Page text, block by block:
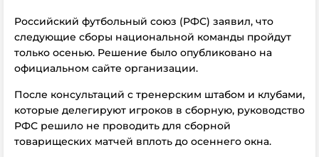
Российский футбольный союз (РФС) заявил, что
следующие сборы национальной команды пройдут
только осенью. Решение было опубликовано на
официальном сайте организации.
После консультаций с тренерским штабом и клубами,
которые делегируют игроков в сборную, руководство
РФС решило не проводить для сборной
товарищеских матчей вплоть до осеннего окна.